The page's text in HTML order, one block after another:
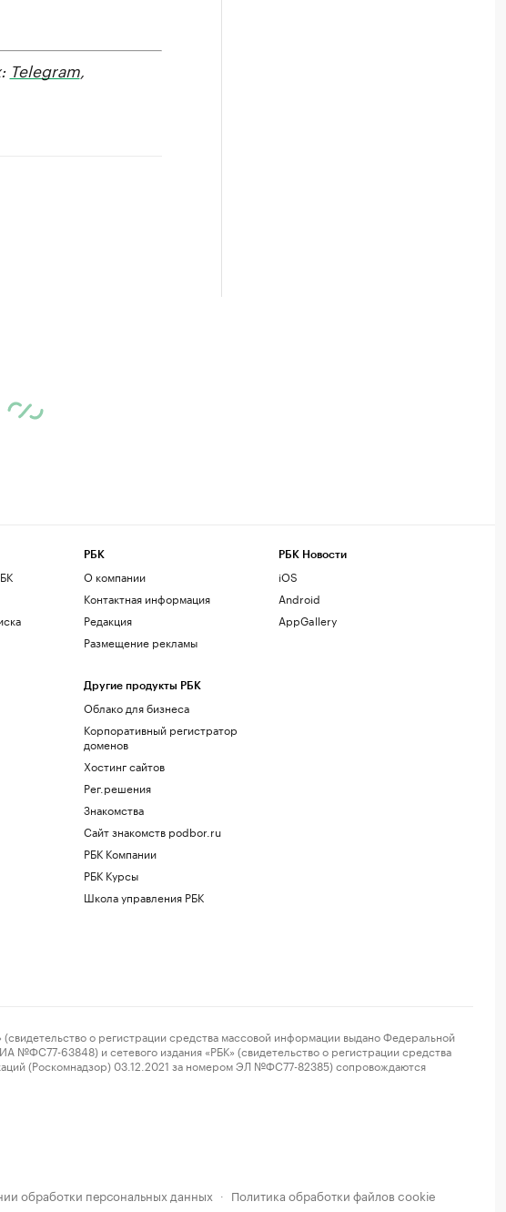
Telegram,
РБК
О компании
Контактная информация
Редакция
Размещение рекламы
Другие продукты РБК
Облако для бизнеса
Корпоративный регистратор
доменов
Хостинг сайтов
Рег.решения
Знакомства
Сайт знакомств podbor.ru
РБК Компании
РБК Курсы
Школа управления РБК
РБК Новости
iOS
Android
AppGallery
о регистрации средства массовой информации выдано Федеральной
№ФС77-63848) и сетевого издания «РБК» (свидетельство о регистрации средства
(Роскомнадзор) 03.12.2021 за номером ЭЛ №ФС77-82385) сопровождаются
обработки персональных данных · Политика обработки файлов cookie